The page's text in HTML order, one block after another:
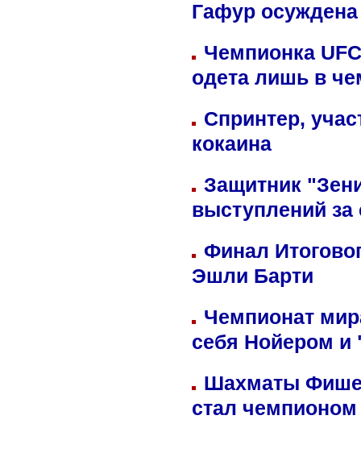
Гафур осуждена
Чемпионка
одета лишь в
Спринтер,
кокаина
Защитник
выступлений
Финал
Эшли Барти
Чемпионат
себя Нойером и
Шахматы
стал